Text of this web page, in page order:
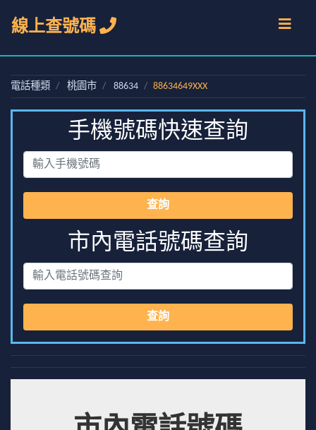
線上查號碼
電話種類 桃園市 88634 88634649XXX
手機號碼快速查詢
查詢
市內電話號碼查詢
查詢